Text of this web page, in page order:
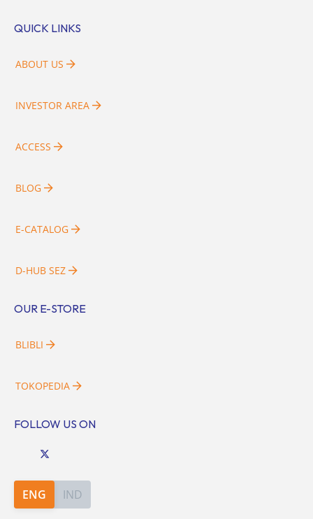
QUICK LINKS
ABOUT US
INVESTOR AREA
ACCESS
BLOG
E-CATALOG
D-HUB SEZ
OUR E-STORE
BLIBLI
TOKOPEDIA
FOLLOW US ON
ENG IND